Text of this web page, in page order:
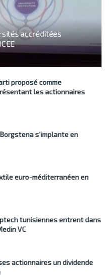
accréditées
proposé comme
les actionnaires
s’implante en
euro-méditerranéen en
tunisiennes entrent dans
VC
actionnaires un dividende